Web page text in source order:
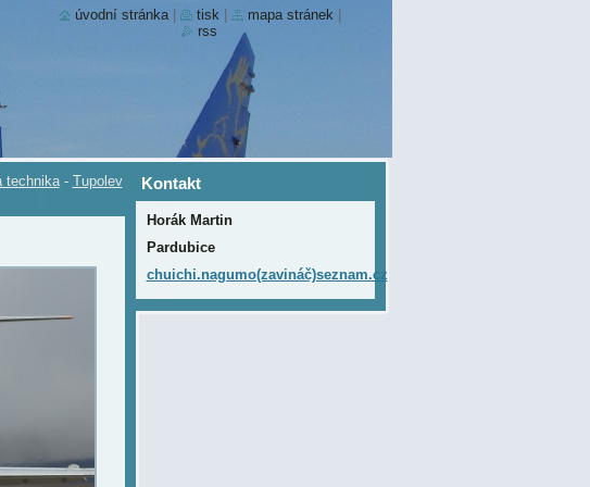
technika - Tupolev
Kontakt
Horák Martin
Pardubice
chuichi.nagumo(zavináč)seznam.cz
úvodní stránka tisk mapa stránek
rss